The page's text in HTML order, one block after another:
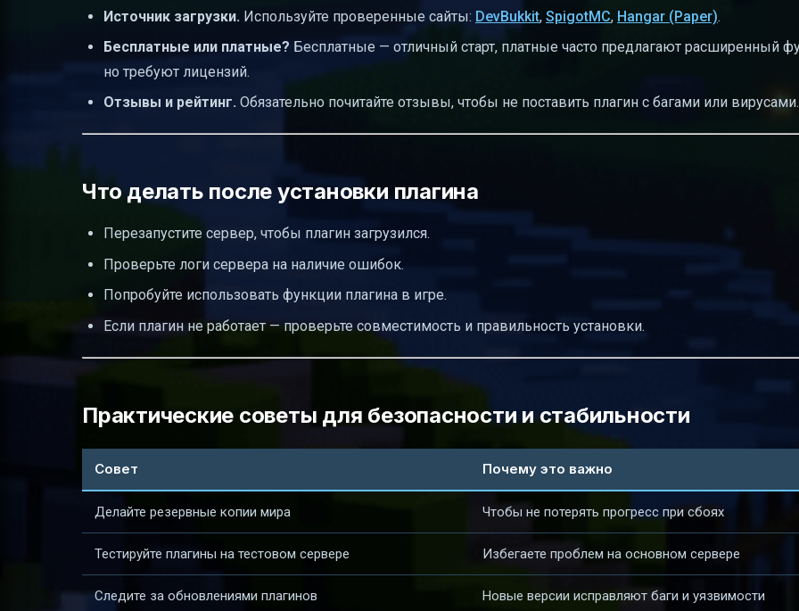
Источник загрузки. Используйте проверенные сайты: DevBukkit, SpigotMC, Hangar (Paper).
Бесплатные или платные? Бесплатные — отличный старт, платные часто предлагают расширенный
но требуют лицензий.
Отзывы и рейтинг. Обязательно почитайте отзывы, чтобы не поставить плагин с багами или вирусами.
Что делать после установки плагина
Перезапустите сервер, чтобы плагин загрузился.
Проверьте логи сервера на наличие ошибок.
Попробуйте использовать функции плагина в игре.
Если плагин не работает — проверьте совместимость и правильность установки.
Практические советы для безопасности и стабильности
Совет Почему это важно
Делайте резервные копии мира Чтобы не потерять прогресс при сбоях
Тестируйте плагины на тестовом сервере Избегаете проблем на основном сервере
Следите за обновлениями плагинов Новые версии исправляют баги и уязвимости